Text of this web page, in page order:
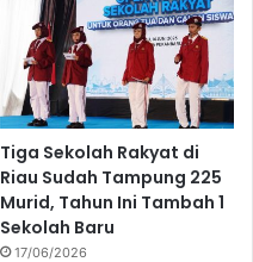
Tiga Sekolah Rakyat di
Riau Sudah Tampung 225
Murid, Tahun Ini Tambah 1
Sekolah Baru
17/06/2026